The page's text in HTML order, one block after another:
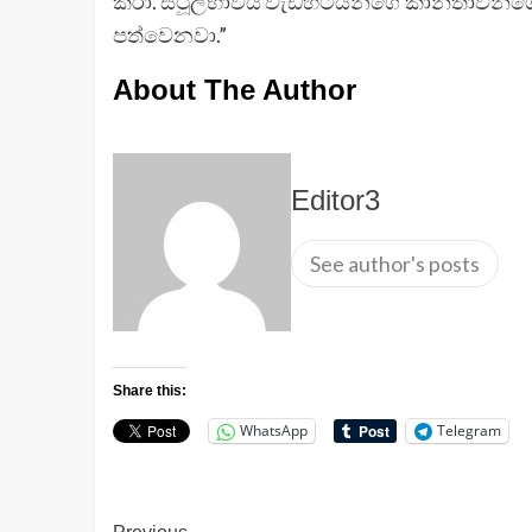
පත්වෙනවා.”
About The Author
Editor3
See author's posts
Share this:
WhatsApp Telegram